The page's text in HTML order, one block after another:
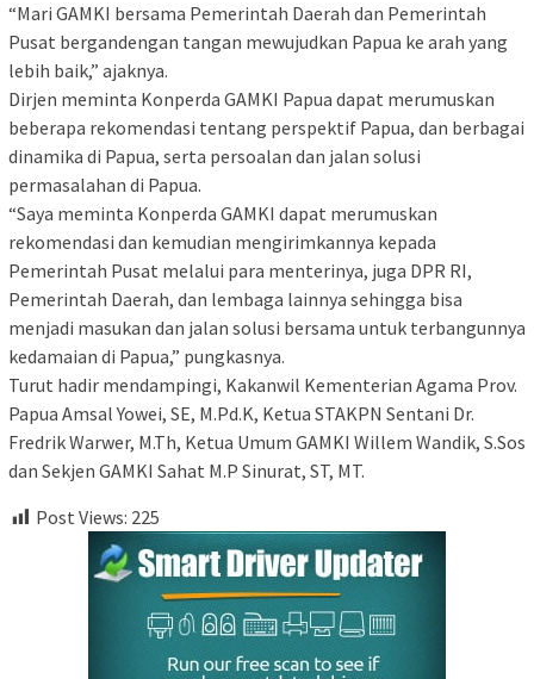
“Mari GAMKI bersama Pemerintah Daerah dan Pemerintah
Pusat bergandengan tangan mewujudkan Papua ke arah yang
lebih baik,” ajaknya.
Dirjen meminta Konperda GAMKI Papua dapat merumuskan
beberapa rekomendasi tentang perspektif Papua, dan berbagai
dinamika di Papua, serta persoalan dan jalan solusi
permasalahan di Papua.
“Saya meminta Konperda GAMKI dapat merumuskan
rekomendasi dan kemudian mengirimkannya kepada
Pemerintah Pusat melalui para menterinya, juga DPR RI,
Pemerintah Daerah, dan lembaga lainnya sehingga bisa
menjadi masukan dan jalan solusi bersama untuk terbangunnya
kedamaian di Papua,” pungkasnya.
Turut hadir mendampingi, Kakanwil Kementerian Agama Prov.
Papua Amsal Yowei, SE, M.Pd.K, Ketua STAKPN Sentani Dr.
Fredrik Warwer, M.Th, Ketua Umum GAMKI Willem Wandik, S.Sos
dan Sekjen GAMKI Sahat M.P Sinurat, ST, MT.
Post Views: 225